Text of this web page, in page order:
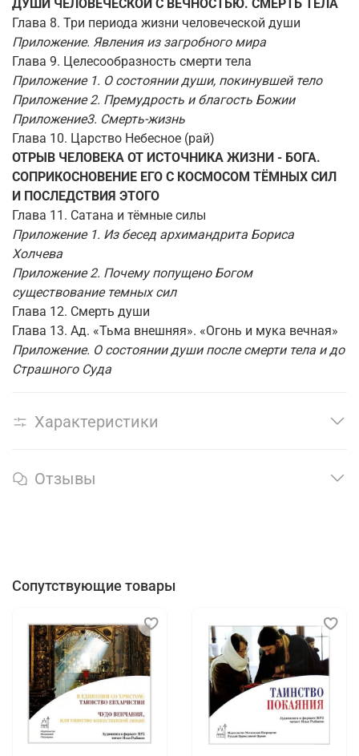
ДУШИ ЧЕЛОВЕЧЕСКОЙ С ВЕЧНОСТЬЮ. СМЕРТЬ ТЕЛА
Глава 8. Три периода жизни человеческой души
Приложение. Явления из загробного мира
Глава 9. Целесообразность смерти тела
Приложение 1. О состоянии души, покинувшей тело
Приложение 2. Премудрость и благость Божии
Приложение3. Смерть-жизнь
Глава 10. Царство Небесное (рай)
ОТРЫВ ЧЕЛОВЕКА ОТ ИСТОЧНИКА ЖИЗНИ - БОГА.
СОПРИКОСНОВЕНИЕ ЕГО С КОСМОСОМ ТЁМНЫХ СИЛ
И ПОСЛЕДСТВИЯ ЭТОГО
Глава 11. Сатана и тёмные силы
Приложение 1. Из бесед архимандрита Бориса
Холчева
Приложение 2. Почему попущено Богом
существование темных сил
Глава 12. Смерть души
Глава 13. Ад. «Тьма внешняя». «Огонь и мука вечная»
Приложение. О состоянии души после смерти тела и до
Страшного Суда
Характеристики
Отзывы
Сопутствующие товары